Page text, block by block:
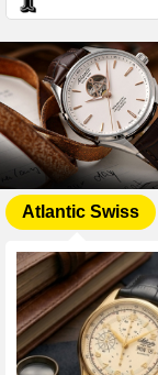
Atlantic Swiss